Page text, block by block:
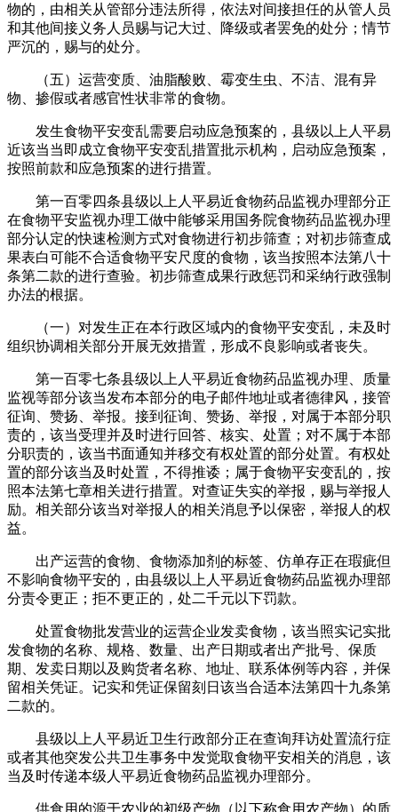
物的，由相关从管部分违法所得，依法对间接担任的从管人员
和其他间接义务人员赐与记大过、降级或者罢免的处分；情节
严沉的，赐与的处分。
（五）运营变质、油脂酸败、霉变生虫、不洁、混有异
物、掺假或者感官性状非常的食物。
发生食物平安变乱需要启动应急预案的，县级以上人平易
近该当当即成立食物平安变乱措置批示机构，启动应急预案，
按照前款和应急预案的进行措置。
第一百零四条县级以上人平易近食物药品监视办理部分正
在食物平安监视办理工做中能够采用国务院食物药品监视办理
部分认定的快速检测方式对食物进行初步筛查；对初步筛查成
果表白可能不合适食物平安尺度的食物，该当按照本法第八十
条第二款的进行查验。初步筛查成果行政惩罚和采纳行政强制
办法的根据。
（一）对发生正在本行政区域内的食物平安变乱，未及时
组织协调相关部分开展无效措置，形成不良影响或者丧失。
第一百零七条县级以上人平易近食物药品监视办理、质量
监视等部分该当发布本部分的电子邮件地址或者德律风，接管
征询、赞扬、举报。接到征询、赞扬、举报，对属于本部分职
责的，该当受理并及时进行回答、核实、处置；对不属于本部
分职责的，该当书面通知并移交有权处置的部分处置。有权处
置的部分该当及时处置，不得推诿；属于食物平安变乱的，按
照本法第七章相关进行措置。对查证失实的举报，赐与举报人
励。相关部分该当对举报人的相关消息予以保密，举报人的权
益。
出产运营的食物、食物添加剂的标签、仿单存正在瑕疵但
不影响食物平安的，由县级以上人平易近食物药品监视办理部
分责令更正；拒不更正的，处二千元以下罚款。
处置食物批发营业的运营企业发卖食物，该当照实记实批
发食物的名称、规格、数量、出产日期或者出产批号、保质
期、发卖日期以及购货者名称、地址、联系体例等内容，并保
留相关凭证。记实和凭证保留刻日该当合适本法第四十九条第
二款的。
县级以上人平易近卫生行政部分正在查询拜访处置流行症
或者其他突发公共卫生事务中发觉取食物平安相关的消息，该
当及时传递本级人平易近食物药品监视办理部分。
供食用的源于农业的初级产物（以下称食用农产物）的质